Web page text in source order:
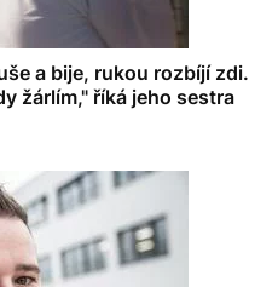
a bije, rukou rozbíjí zdi.
žárlím," říká jeho sestra